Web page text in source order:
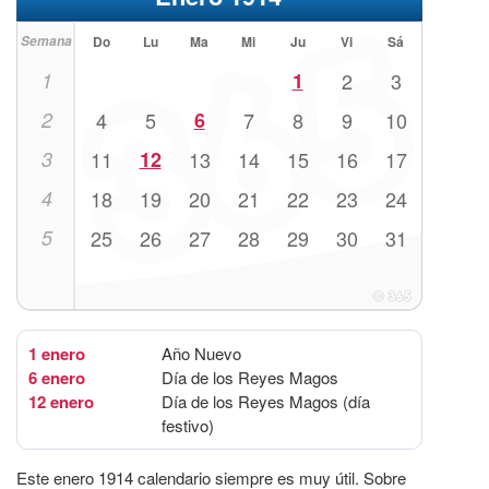
Semana Do Lu Ma Mi Ju Vi Sá
1 1 2 3
2 4 5 6 7 8 9 10
3 11 12 13 14 15 16 17
4 18 19 20 21 22 23 24
5 25 26 27 28 29 30 31
1 enero Año Nuevo
6 enero Día de los Reyes Magos
12 enero
Día de los Reyes Magos (día
festivo)
Este enero 1914 calendario siempre es muy útil. Sobre